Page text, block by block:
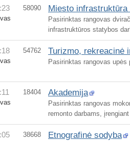
58090 Miesto infrastruktūra
Pasirinktas rangovas
infrastruktūros statybos
54762 Turizmo, rekreacinė
Pasirinktas rangovas
18404 Akademija
Pasirinktas rangovas
remonto darbams,
38668 Etnografinė sodyba